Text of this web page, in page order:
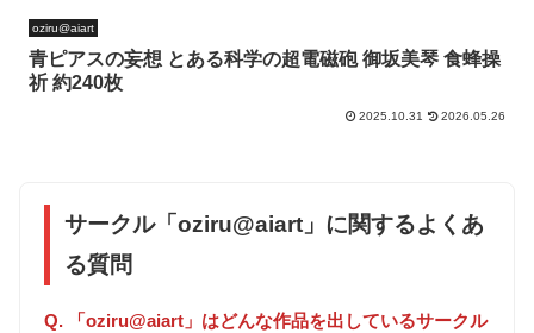
田未央 藤崎綾
oziru@aiart
青ピアスの妄想 とある科学の超電磁砲 御坂美琴 食蜂操
祈 約240枚
2025.10.31 2026.05.26
サークル「oziru@aiart」に関するよくあ
る質問
Q. 「oziru@aiart」はどんな作品を出しているサークル